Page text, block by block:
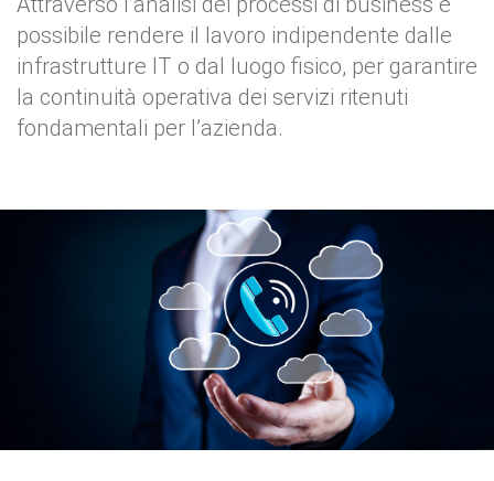
possibile rendere il lavoro indipendente dalle
infrastrutture IT o dal luogo fisico, per garantire
la continuità operativa dei servizi ritenuti
fondamentali per l’azienda.